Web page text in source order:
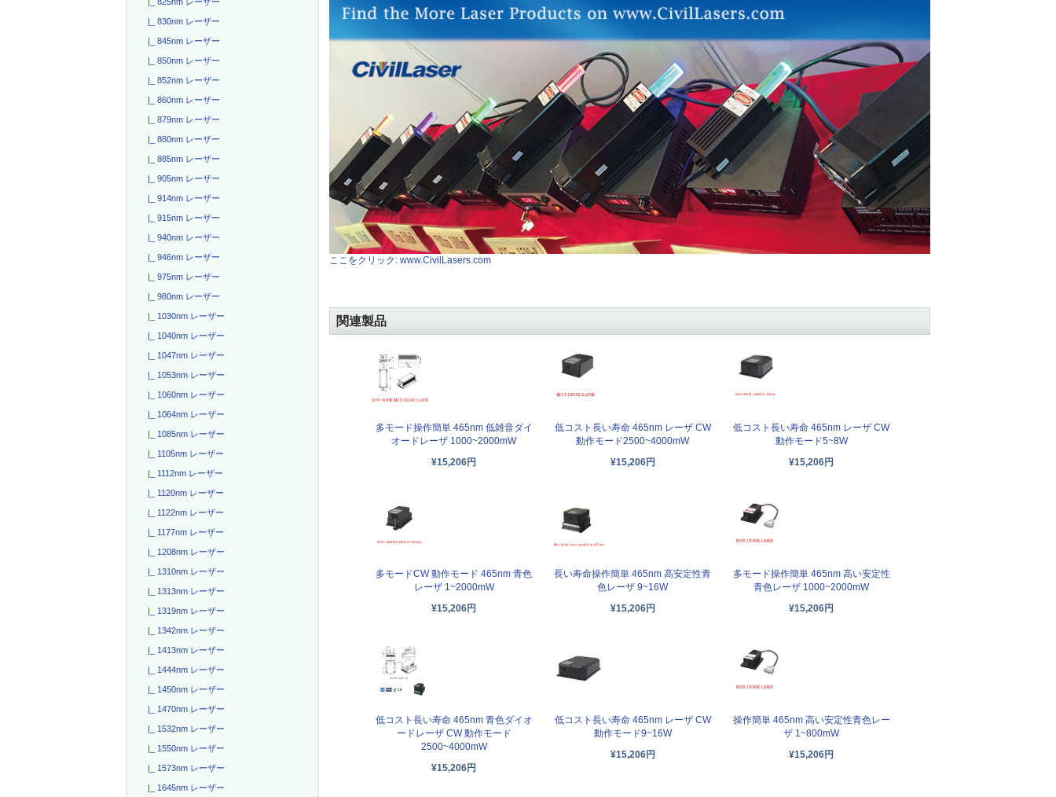
|_ 830nm レーザー
|_ 845nm レーザー
|_ 850nm レーザー
|_ 852nm レーザー
|_ 860nm レーザー
|_ 879nm レーザー
|_ 880nm レーザー
|_ 885nm レーザー
|_ 905nm レーザー
|_ 914nm レーザー
|_ 915nm レーザー
|_ 940nm レーザー
|_ 946nm レーザー
|_ 975nm レーザー
|_ 980nm レーザー
|_ 1030nm レーザー
|_ 1040nm レーザー
|_ 1047nm レーザー
|_ 1053nm レーザー
|_ 1060nm レーザー
|_ 1064nm レーザー
|_ 1085nm レーザー
|_ 1105nm レーザー
|_ 1112nm レーザー
|_ 1120nm レーザー
|_ 1122nm レーザー
|_ 1177nm レーザー
|_ 1208nm レーザー
|_ 1310nm レーザー
|_ 1313nm レーザー
|_ 1319nm レーザー
|_ 1342nm レーザー
|_ 1413nm レーザー
|_ 1444nm レーザー
|_ 1450nm レーザー
|_ 1470nm レーザー
|_ 1532nm レーザー
|_ 1550nm レーザー
|_ 1573nm レーザー
|_ 1645nm レーザー
ここをクリック: www.CivilLasers.com
関連製品
多モード操作簡単 465nm 低雑音ダイ
オードレーザ 1000~2000mW
¥15,206円
低コスト長い寿命 465nm レーザ CW
動作モード2500~4000mW
¥15,206円
低コスト長い寿命 465nm レーザ CW
動作モード5~8W
¥15,206円
多モードCW 動作モード 465nm 青色
レーザ 1~2000mW
¥15,206円
長い寿命操作簡単 465nm 高安定性青
色レーザ 9~16W
¥15,206円
多モード操作簡単 465nm 高い安定性
青色レーザ 1000~2000mW
¥15,206円
低コスト長い寿命 465nm 青色ダイオ
ードレーザ CW 動作モード
2500~4000mW
¥15,206円
低コスト長い寿命 465nm レーザ CW
動作モード9~16W
¥15,206円
操作簡単 465nm 高い安定性青色レー
ザ 1~800mW
¥15,206円